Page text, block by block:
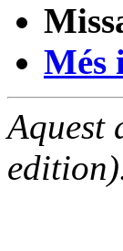
Més
Aquest